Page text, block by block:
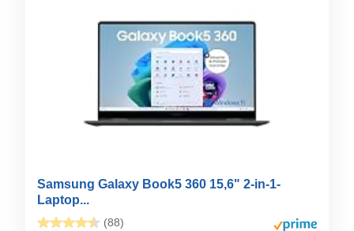
Samsung Galaxy Book5 360 15,6" 2-in-1-
Laptop...
(88)